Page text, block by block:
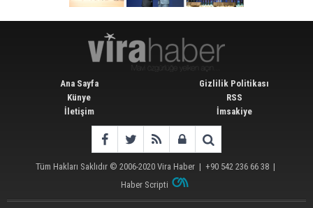
Ana Sayfa
Künye
İletişim
Gizlilik Politikası
RSS
İmsakiye
Tüm Hakları Saklıdır © 2006-2020 Vira Haber | +90 542 236 66 38 |
Haber Scripti